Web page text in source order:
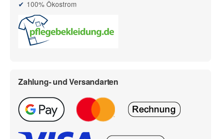
100% Ökostrom
Zahlung- und Versandarten